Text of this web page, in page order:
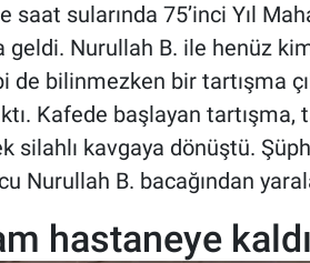
saat sularında 75’inci Yıl
geldi. Nurullah B. ile henüz
de bilinmezken bir tartışma
Kafede başlayan tartışma,
silahlı kavgaya dönüştü.
Nurullah B. bacağından
hastaneye